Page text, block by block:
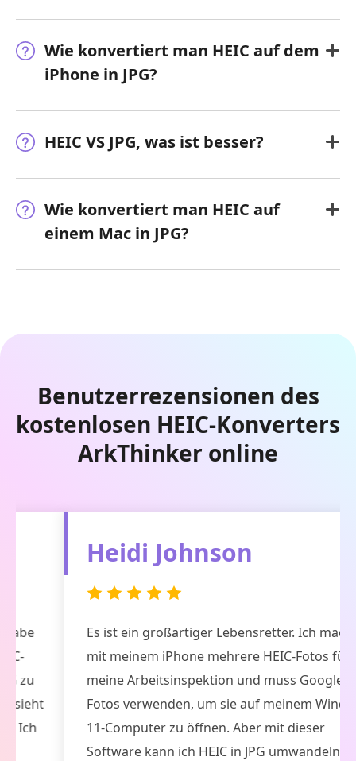
Wie konvertiert man HEIC auf dem
iPhone in JPG?
HEIC VS JPG, was ist besser?
Wie konvertiert man HEIC auf
einem Mac in JPG?
Benutzerrezensionen des
kostenlosen HEIC-Konverters
ArkThinker online
Heidi Johnson
Es ist ein großartiger Lebensretter. Ich mache
mit meinem iPhone mehrere HEIC-Fotos für
meine Arbeitsinspektion und muss Google
Fotos verwenden, um sie auf meinem Windows
11-Computer zu öffnen. Aber mit dieser
Software kann ich HEIC in JPG umwandeln, und